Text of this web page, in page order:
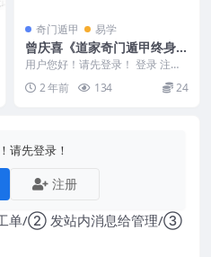
奇门遁甲 易学
曾庆喜《道家奇门遁甲终身局
八字合参》19集
用户您好！请先登录！ 登录 注册
曾庆喜《道家奇门遁甲终身局八字
合参》19集 2...
2 年前 134 24
请先登录！
注册
单/② 发站内消息给管理/③